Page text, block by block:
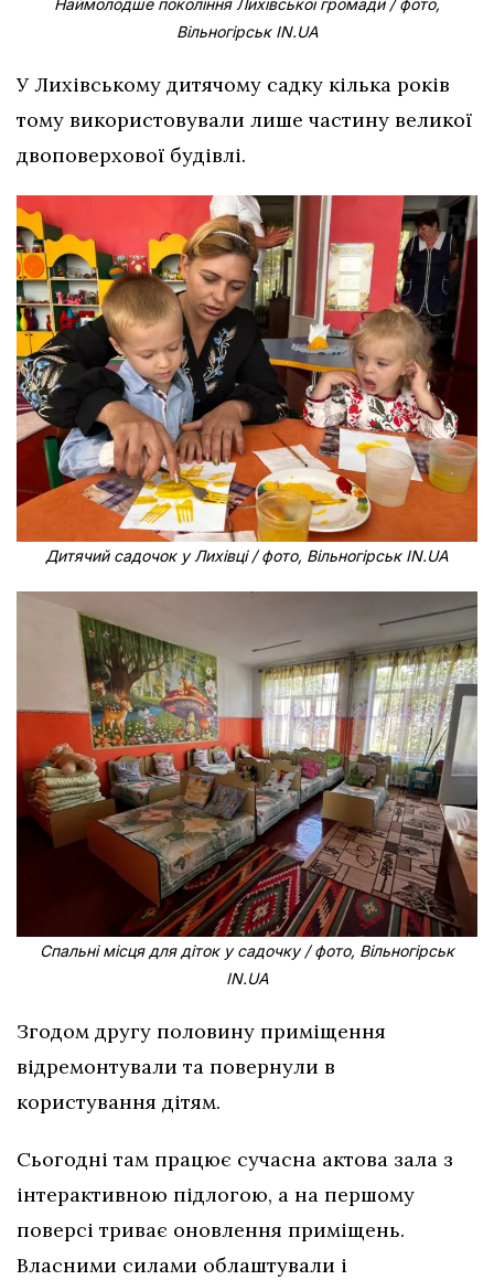
Наймолодше покоління Лихівської громади / фото,
Вільногірськ IN.UA
У Лихівському дитячому садку кілька років
тому використовували лише частину великої
двоповерхової будівлі.
Дитячий садочок у Лихівці / фото, Вільногірськ IN.UA
Спальні місця для діток у садочку / фото, Вільногірськ
IN.UA
Згодом другу половину приміщення
відремонтували та повернули в
користування дітям.
Сьогодні там працює сучасна актова зала з
інтерактивною підлогою, а на першому
поверсі триває оновлення приміщень.
Власними силами облаштували і